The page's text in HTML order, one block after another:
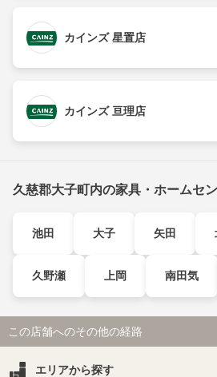
カインズ 星置店
カインズ 亘理店
久慈郡大子町内の家具・ホームセ
池田 大子 矢田
久野瀬 上岡 南田気
この店舗へのその他の経路
エリアから探す